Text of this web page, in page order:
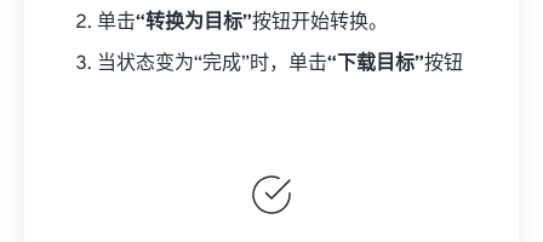
单击“转换为目标”按钮开始转换。
当状态变为“完成”时，单击“下载目标”按钮